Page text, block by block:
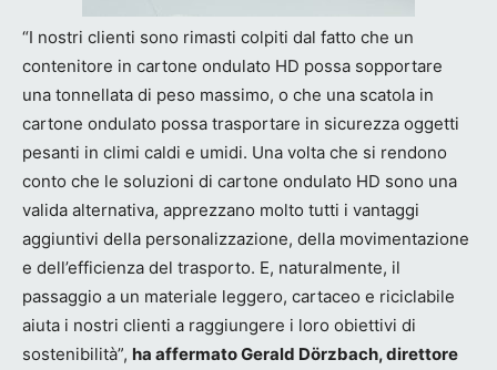
“I nostri clienti sono rimasti colpiti dal fatto che un
contenitore in cartone ondulato HD possa sopportare
una tonnellata di peso massimo, o che una scatola in
cartone ondulato possa trasportare in sicurezza oggetti
pesanti in climi caldi e umidi. Una volta che si rendono
conto che le soluzioni di cartone ondulato HD sono una
valida alternativa, apprezzano molto tutti i vantaggi
aggiuntivi della personalizzazione, della movimentazione
e dell’efficienza del trasporto. E, naturalmente, il
passaggio a un materiale leggero, cartaceo e riciclabile
aiuta i nostri clienti a raggiungere i loro obiettivi di
sostenibilità”, ha affermato Gerald Dörzbach, direttore